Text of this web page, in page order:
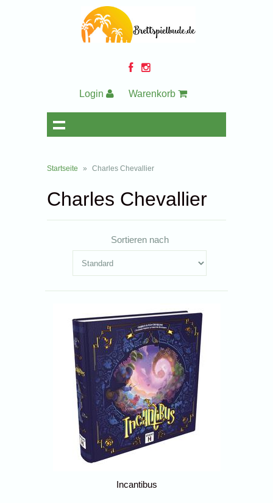
Login Warenkorb
Startseite » Charles Chevallier
Charles Chevallier
Sortieren nach
Incantibus